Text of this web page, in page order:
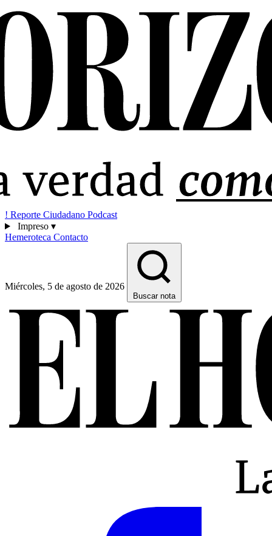
! Reporte Ciudadano Podcast
Impreso ▾
Hemeroteca Contacto
Miércoles, 5 de agosto de 2026
Buscar nota